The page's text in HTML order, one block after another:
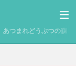
あつまれどうぶつの森